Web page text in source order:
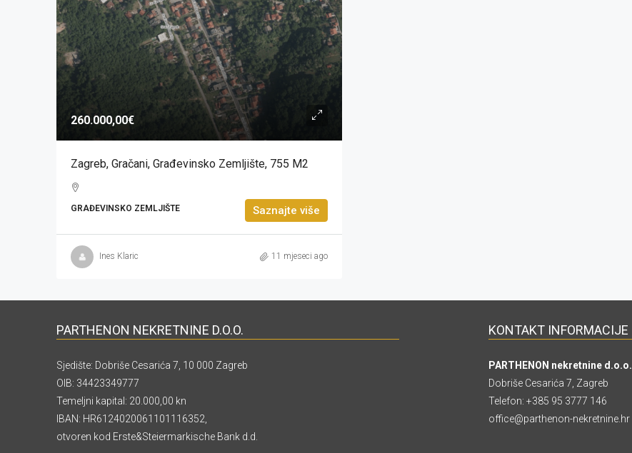
260.000,00€
Zagreb, Gračani, Građevinsko Zemljište, 755 M2
GRAĐEVINSKO ZEMLJIŠTE Saznajte više
Ines Klaric 11 mjeseci ago
PARTHENON NEKRETNINE D.O.O.
Sjedište: Dobriše Cesarića 7, 10 000 Zagreb
OIB: 34423349777
Temeljni kapital: 20.000,00 kn
IBAN: HR6124020061101116352,
otvoren kod Erste&Steiermarkische Bank d.d.
KONTAKT INFORMACIJE
PARTHENON nekretnine d.o.o.
Dobriše Cesarića 7, Zagreb
Telefon: +385 95 3777 146
office@parthenon-nekretnine.hr